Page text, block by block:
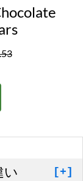
い [+]